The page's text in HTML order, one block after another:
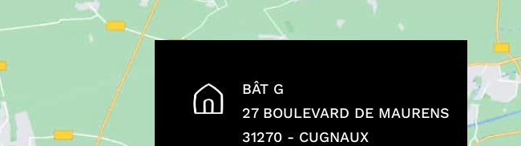
BÂT G
27 BOULEVARD DE MAURENS
31270 - CUGNAUX